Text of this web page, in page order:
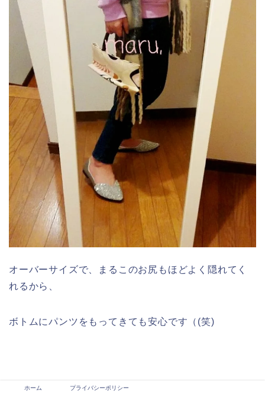
オーバーサイズで、まるこのお尻もほどよく隠れてく
れるから、
ボトムにパンツをもってきても安心です（(笑)
ただ、オーバーサイズなので、これだけ着ていると、
ホーム プライバシーポリシー